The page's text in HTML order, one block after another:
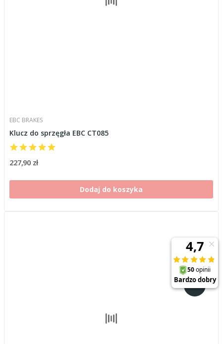
EBC BRAKES
Klucz do sprzęgła EBC CT085
227,90 zł
Dodaj do koszyka